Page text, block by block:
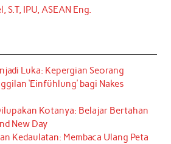
IPU, ASEAN Eng.
Luka: Kepergian Seorang
‘Einfühlung’ bagi Nakes
Kotanya: Belajar Bertahan
New Day
Kedaulatan: Membaca Ulang Peta